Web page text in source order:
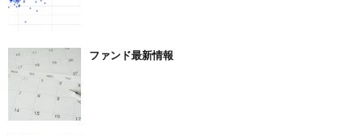
ファンド最新情報